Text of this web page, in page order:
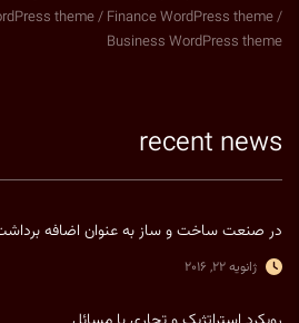
theme / Finance WordPress theme /
Business WordPress theme
recent news
در صنعت ساخت و ساز به عنوان اضافه
ژانویه 22, 2016